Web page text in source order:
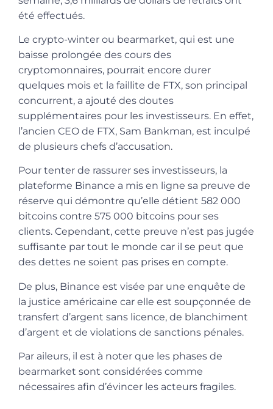
été effectués.
Le crypto-winter ou bearmarket, qui est une
baisse prolongée des cours des
cryptomonnaires, pourrait encore durer
quelques mois et la faillite de FTX, son principal
concurrent, a ajouté des doutes
supplémentaires pour les investisseurs. En effet,
l’ancien CEO de FTX, Sam Bankman, est inculpé
de plusieurs chefs d’accusation.
Pour tenter de rassurer ses investisseurs, la
plateforme Binance a mis en ligne sa preuve de
réserve qui démontre qu’elle détient 582 000
bitcoins contre 575 000 bitcoins pour ses
clients. Cependant, cette preuve n’est pas jugée
suffisante par tout le monde car il se peut que
des dettes ne soient pas prises en compte.
De plus, Binance est visée par une enquête de
la justice américaine car elle est soupçonnée de
transfert d’argent sans licence, de blanchiment
d’argent et de violations de sanctions pénales.
Par aileurs, il est à noter que les phases de
bearmarket sont considérées comme
nécessaires afin d’évincer les acteurs fragiles.